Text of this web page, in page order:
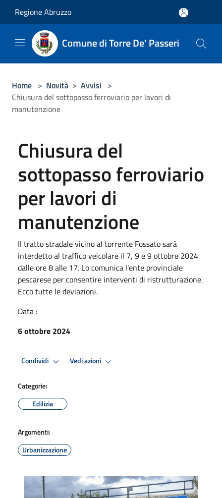
Regione Abruzzo
Comune di Torre De' Passeri
Home > Novità > Avvisi >
Chiusura del sottopasso ferroviario per lavori di
manutenzione
Chiusura del
sottopasso ferroviario
per lavori di
manutenzione
Il tratto stradale vicino al torrente Fossato sarà
interdetto al traffico veicolare il 7, 9 e 9 ottobre 2024
dalle ore 8 alle 17. Lo comunica l'ente provinciale
pescarese per consentire interventi di ristrutturazione.
Ecco tutte le deviazioni.
Data :
6 ottobre 2024
Condividi Vedi azioni
Categorie:
Edilizia
Argomenti:
Urbanizzazione